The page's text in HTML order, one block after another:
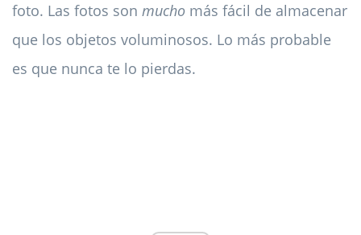
foto. Las fotos son mucho más fácil de almacenar
que los objetos voluminosos. Lo más probable
es que nunca te lo pierdas.